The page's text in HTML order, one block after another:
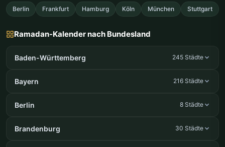
Berlin Frankfurt Hamburg Köln München Stuttgart
Ramadan-Kalender nach Bundesland
Baden-Württemberg 245 Städte
Bayern 216 Städte
Berlin 8 Städte
Brandenburg 30 Städte